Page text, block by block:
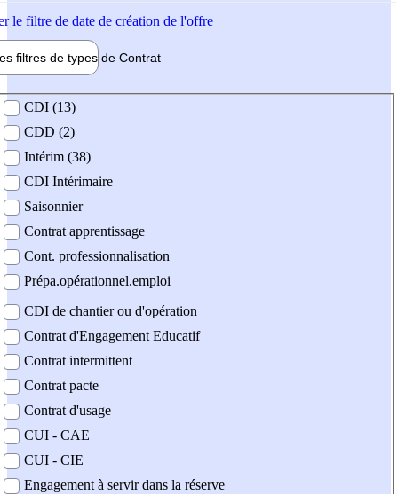
le filtre de date de création de l'offre
filtres de types de Contrat
contrat
CDI (13)
CDD (2)
Intérim (38)
CDI Intérimaire
Saisonnier
Contrat apprentissage
Cont. professionnalisation
Prépa.opérationnel.emploi
CDI de chantier ou d'opération
Contrat d'Engagement Educatif
Contrat intermittent
Contrat pacte
Contrat d'usage
CUI - CAE
CUI - CIE
Engagement à servir dans la réserve